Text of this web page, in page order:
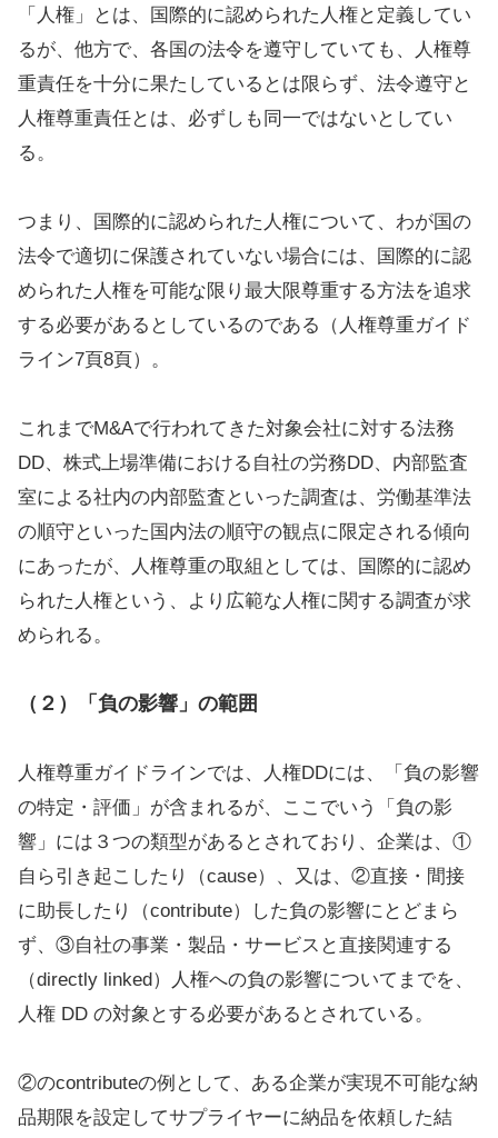
「人権」とは、国際的に認められた人権と定義してい
るが、他方で、各国の法令を遵守していても、人権尊
重責任を十分に果たしているとは限らず、法令遵守と
人権尊重責任とは、必ずしも同一ではないとしてい
る。
つまり、国際的に認められた人権について、わが国の
法令で適切に保護されていない場合には、国際的に認
められた人権を可能な限り最大限尊重する方法を追求
する必要があるとしているのである（人権尊重ガイド
ライン7頁8頁）。
これまでM&Aで行われてきた対象会社に対する法務
DD、株式上場準備における自社の労務DD、内部監査
室による社内の内部監査といった調査は、労働基準法
の順守といった国内法の順守の観点に限定される傾向
にあったが、人権尊重の取組としては、国際的に認め
られた人権という、より広範な人権に関する調査が求
められる。
（２）「負の影響」の範囲
人権尊重ガイドラインでは、人権DDには、「負の影響
の特定・評価」が含まれるが、ここでいう「負の影
響」には３つの類型があるとされており、企業は、①
自ら引き起こしたり（cause）、又は、②直接・間接
に助長したり（contribute）した負の影響にとどまら
ず、③自社の事業・製品・サービスと直接関連する
（directly linked）人権への負の影響についてまでを、
人権 DD の対象とする必要があるとされている。
②のcontributeの例として、ある企業が実現不可能な納
品期限を設定してサプライヤーに納品を依頼した結